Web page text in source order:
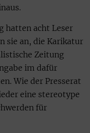
hatten acht Leser
sie an, die Karikatur
Zeitung
im dafür
Wie der Presserat
eine stereotype
für